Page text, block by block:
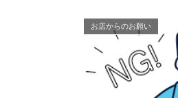
お店からのお願い